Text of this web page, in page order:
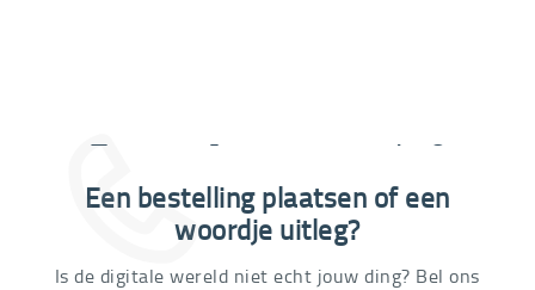
03 292 21 60
Een bestelling plaatsen of een
woordje uitleg?
Is de digitale wereld niet echt jouw ding? Bel ons